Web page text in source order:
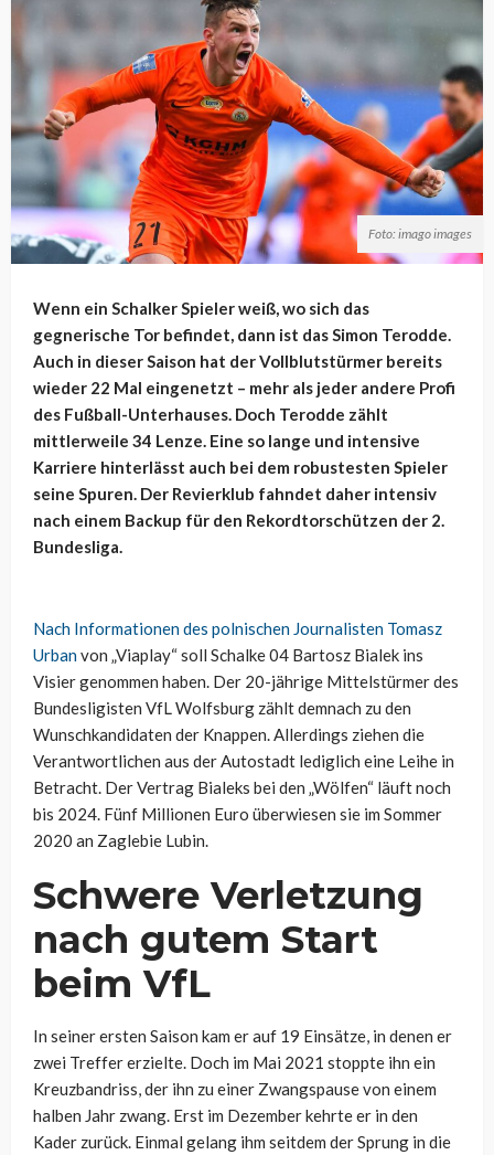
Foto: imago images
Wenn ein Schalker Spieler weiß, wo sich das
gegnerische Tor befindet, dann ist das Simon Terodde.
Auch in dieser Saison hat der Vollblutstürmer bereits
wieder 22 Mal eingenetzt – mehr als jeder andere Profi
des Fußball-Unterhauses. Doch Terodde zählt
mittlerweile 34 Lenze. Eine so lange und intensive
Karriere hinterlässt auch bei dem robustesten Spieler
seine Spuren. Der Revierklub fahndet daher intensiv
nach einem Backup für den Rekordtorschützen der 2.
Bundesliga.
Nach Informationen des polnischen Journalisten Tomasz
Urbanvon „Viaplay“ soll Schalke 04 Bartosz Bialek ins
Visier genommen haben. Der 20-jährige Mittelstürmer des
Bundesligisten VfL Wolfsburg zählt demnach zu den
Wunschkandidaten der Knappen. Allerdings ziehen die
Verantwortlichen aus der Autostadt lediglich eine Leihe in
Betracht. Der Vertrag Bialeks bei den „Wölfen“ läuft noch
bis 2024. Fünf Millionen Euro überwiesen sie im Sommer
2020 an Zaglebie Lubin.
Schwere Verletzung
nach gutem Start
beim VfL
In seiner ersten Saison kam er auf 19 Einsätze, in denen er
zwei Treffer erzielte. Doch im Mai 2021 stoppte ihn ein
Kreuzbandriss, der ihn zu einer Zwangspause von einem
halben Jahr zwang. Erst im Dezember kehrte er in den
Kader zurück. Einmal gelang ihm seitdem der Sprung in die